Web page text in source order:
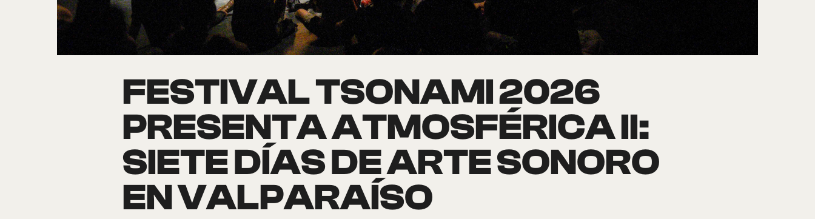
FESTIVAL TSONAMI 2026
PRESENTA ATMOSFÉRICA II:
SIETE DÍAS DE ARTE SONORO
EN VALPARAÍSO